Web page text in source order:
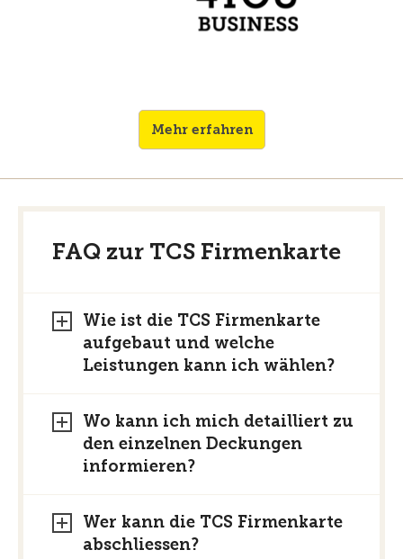
Mehr erfahren
FAQ zur TCS Firmenkarte
Wie ist die TCS Firmenkarte
aufgebaut und welche
Leistungen kann ich wählen?
Wo kann ich mich detailliert zu
den einzelnen Deckungen
informieren?
Wer kann die TCS Firmenkarte
abschliessen?